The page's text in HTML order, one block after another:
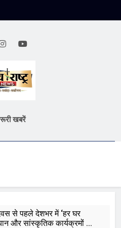
Rashtra
खबरें
से पहले देशभर में ‘हर घर
और सांस्कृतिक कार्यक्रमों की